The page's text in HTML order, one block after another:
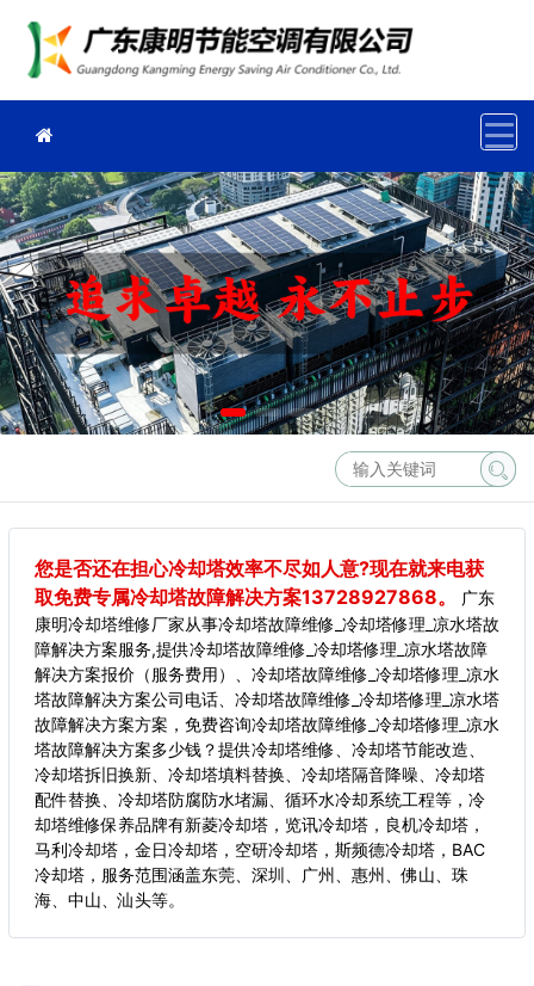
您是否还在担心冷却塔效率不尽如人意?现在就来电获
取免费专属冷却塔故障解决方案13728927868。
广东
康明冷却塔维修厂家从事冷却塔故障维修_冷却塔修理_凉水塔故
障解决方案服务,提供冷却塔故障维修_冷却塔修理_凉水塔故障
解决方案报价（服务费用）、冷却塔故障维修_冷却塔修理_凉水
塔故障解决方案公司电话、冷却塔故障维修_冷却塔修理_凉水塔
故障解决方案方案，免费咨询冷却塔故障维修_冷却塔修理_凉水
塔故障解决方案多少钱？提供冷却塔维修、冷却塔节能改造、
冷却塔拆旧换新、冷却塔填料替换、冷却塔隔音降噪、冷却塔
配件替换、冷却塔防腐防水堵漏、循环水冷却系统工程等，冷
却塔维修保养品牌有新菱冷却塔，览讯冷却塔，良机冷却塔，
马利冷却塔，金日冷却塔，空研冷却塔，斯频德冷却塔，BAC
冷却塔，服务范围涵盖东莞、深圳、广州、惠州、佛山、珠
海、中山、汕头等。